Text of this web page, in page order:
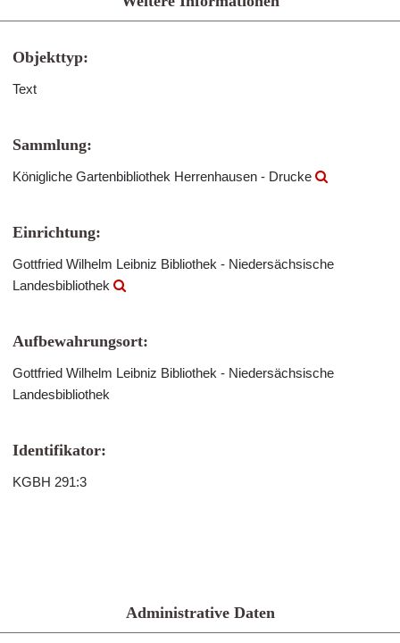
Objekttyp:
Text
Sammlung:
Königliche Gartenbibliothek Herrenhausen - Drucke
Einrichtung:
Gottfried Wilhelm Leibniz Bibliothek - Niedersächsische
Landesbibliothek
Aufbewahrungsort:
Gottfried Wilhelm Leibniz Bibliothek - Niedersächsische
Landesbibliothek
Identifikator:
KGBH 291:3
Administrative Daten